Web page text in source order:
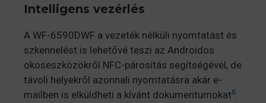
Intelligens vezérlés
A WF-6590DWF a vezeték nélküli nyomtatást és
szkennelést is lehetővé teszi az Androidos
okoseszközökről NFC-párosítás segítségével, de
távoli helyekről azonnali nyomtatásra akár e-
mailben is elküldheti a kívánt dokumentumokat6.